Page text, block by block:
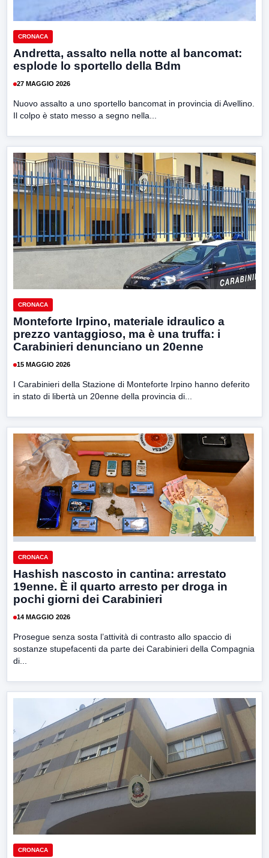
CRONACA
Andretta, assalto nella notte al bancomat:
esplode lo sportello della Bdm
27 MAGGIO 2026
Nuovo assalto a uno sportello bancomat in provincia di Avellino.
Il colpo è stato messo a segno nella...
CRONACA
Monteforte Irpino, materiale idraulico a
prezzo vantaggioso, ma è una truffa: i
Carabinieri denunciano un 20enne
15 MAGGIO 2026
I Carabinieri della Stazione di Monteforte Irpino hanno deferito
in stato di libertà un 20enne della provincia di...
CRONACA
Hashish nascosto in cantina: arrestato
19enne. È il quarto arresto per droga in
pochi giorni dei Carabinieri
14 MAGGIO 2026
Prosegue senza sosta l’attività di contrasto allo spaccio di
sostanze stupefacenti da parte dei Carabinieri della Compagnia
di...
CRONACA